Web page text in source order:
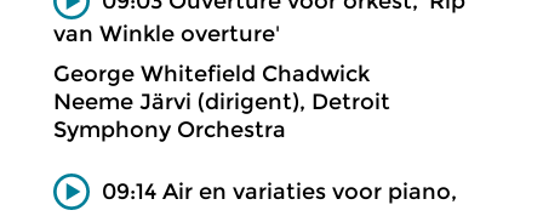
van Winkle overture'
George Whitefield Chadwick
Neeme Järvi (dirigent), Detroit
Symphony Orchestra
09:14 Air en variaties voor piano,